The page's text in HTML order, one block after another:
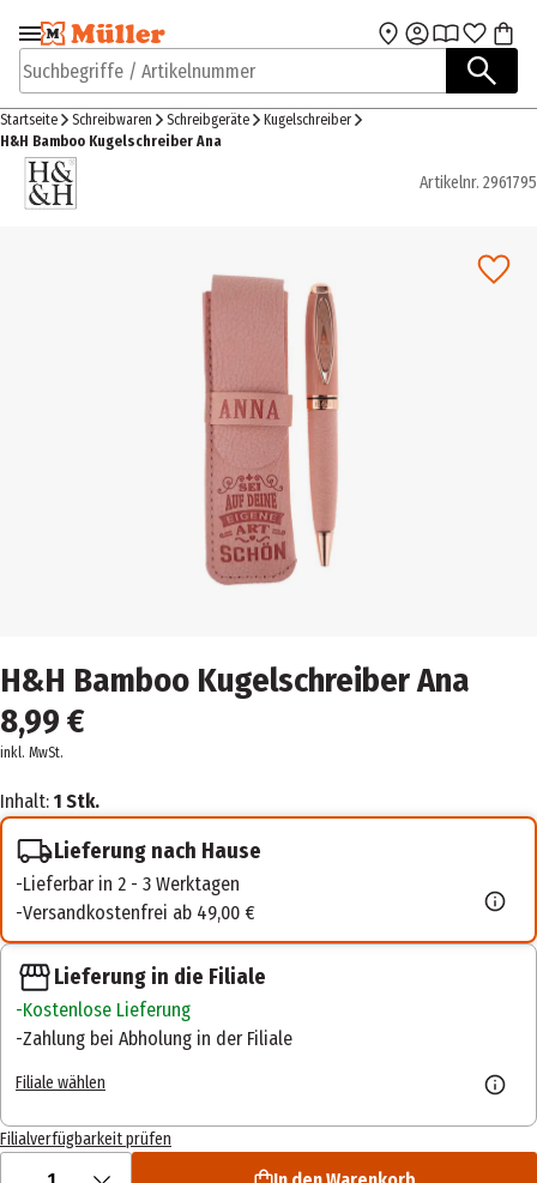
Zur Navigation
springen
Zum Hauptinhalt
Suchbegriffe / Artikelnummer
Startseite Schreibwaren Schreibgeräte
Kugelschreiber
H&H Bamboo Kugelschreiber Ana
Artikelnr. 2961795
H&H Bamboo Kugelschreiber Ana
8,99 €
inkl. MwSt.
Inhalt: 1 Stk.
Lieferung nach Hause
Lieferbar in 2 - 3 Werktagen
Versandkostenfrei ab 49,00 €
Lieferung in die Filiale
Kostenlose Lieferung
Zahlung bei Abholung in der Filiale
Filiale wählen
Filialverfügbarkeit prüfen